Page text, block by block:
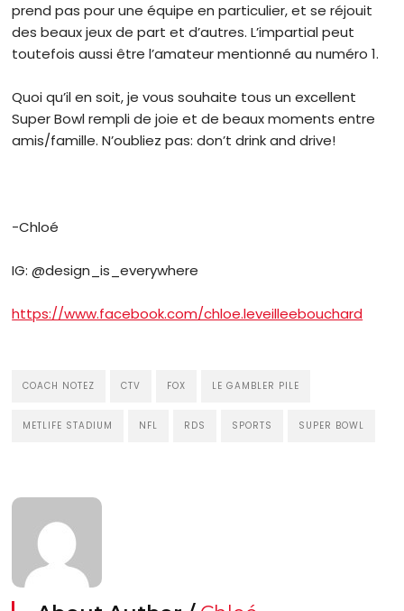
prend pas pour une équipe en particulier, et se réjouit
des beaux jeux de part et d’autres. L’impartial peut
toutefois aussi être l’amateur mentionné au numéro 1.
Quoi qu’il en soit, je vous souhaite tous un excellent
Super Bowl rempli de joie et de beaux moments entre
amis/famille. N’oubliez pas: don’t drink and drive!
-Chloé
IG: @design_is_everywhere
https://www.facebook.com/chloe.leveilleebouchard
COACH NOTEZ CTV FOX LE GAMBLER PILE
METLIFE STADIUM NFL RDS SPORTS SUPER BOWL